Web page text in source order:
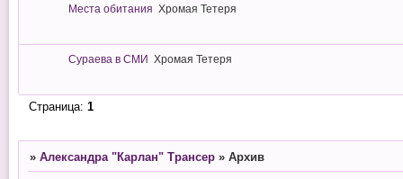
Места обитания Хромая Тетеря
Сураева в СМИ Хромая Тетеря
Страница:1
»Александра "Карлан" Трансер »Архив